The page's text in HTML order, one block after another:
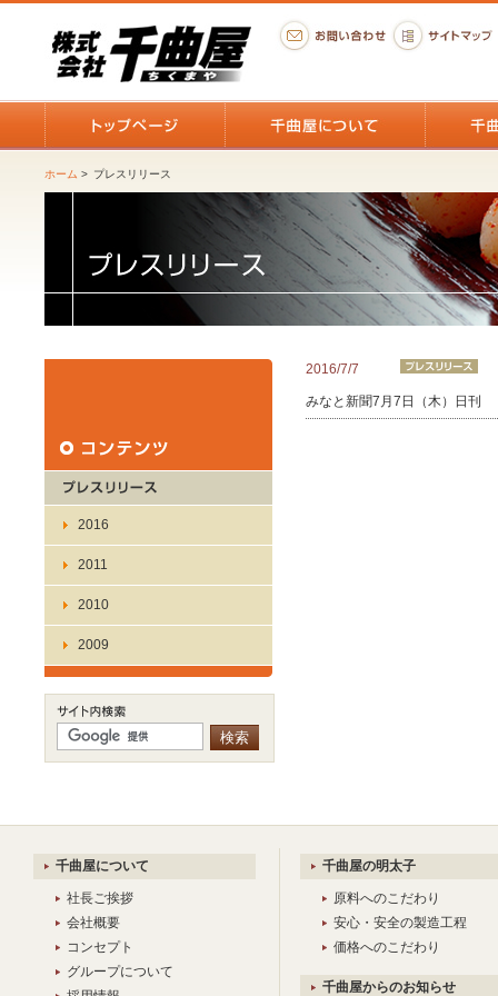
ホーム > プレスリリース
2016
2011
2010
2009
2016/7/7
みなと新聞7月7日（木）日刊
千曲屋について
社長ご挨拶
会社概要
コンセプト
グループについて
千曲屋の明太子
原料へのこだわり
安心・安全の製造工程
価格へのこだわり
千曲屋からのお知らせ